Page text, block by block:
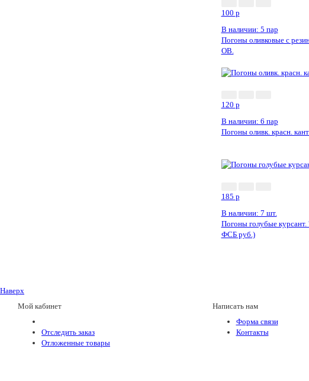
100 p
В наличии: 5 пар
Погоны оливковые с
ОВ.
120 p
В наличии: 6 пар
Погоны оливк. красн.
185 p
В наличии: 7 шт.
Погоны голубые
ФСБ руб.)
Наверх
Мой кабинет
Отследить заказ
Отложенные товары
Написать нам
Форма связи
Контакты